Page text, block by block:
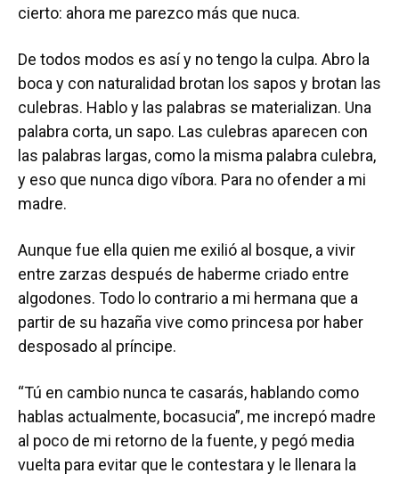
cierto: ahora me parezco más que nuca.
De todos modos es así y no tengo la culpa. Abro la
boca y con naturalidad brotan los sapos y brotan las
culebras. Hablo y las palabras se materializan. Una
palabra corta, un sapo. Las culebras aparecen con
las palabras largas, como la misma palabra culebra,
y eso que nunca digo víbora. Para no ofender a mi
madre.
Aunque fue ella quien me exilió al bosque, a vivir
entre zarzas después de haberme criado entre
algodones. Todo lo contrario a mi hermana que a
partir de su hazaña vive como princesa por haber
desposado al príncipe.
“Tú en cambio nunca te casarás, hablando como
hablas actualmente, bocasucia”, me increpó madre
al poco de mi retorno de la fuente, y pegó media
vuelta para evitar que le contestara y le llenara la